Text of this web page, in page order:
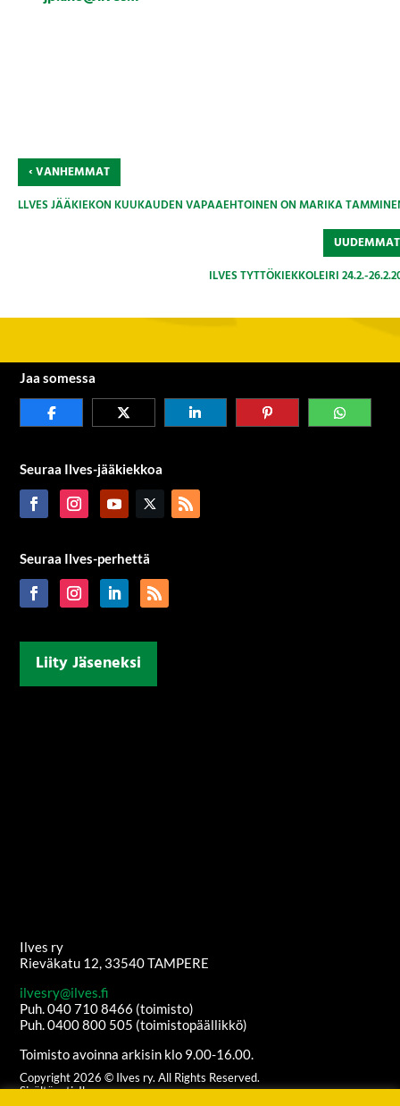
‹VANHEMMAT
LLVES JÄÄKIEKON KUUKAUDEN VAPAAEHTOINEN ON MARIKA
ILVES TYTTÖKIEKKOLEIRI 24.2.-
Jaa somessa
Seuraa Ilves-jääkiekkoa
Seuraa Ilves-perhettä
Liity Jäseneksi
Ilves ry
Rieväkatu 12, 33540 TAMPERE
ilvesry@ilves.fi
Puh. 040 710 8466 (toimisto)
Puh. 0400 800 505 (toimistopäällikkö)
Toimisto avoinna arkisin klo 9.00-16.00.
Copyright 2026 © Ilves ry. All Rights Reserved.
Sisältöanti: Ilves ry